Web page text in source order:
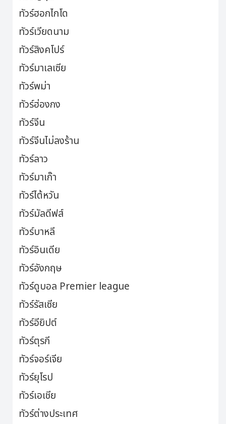
ทัวร์ฮอกไกโด
ทัวร์เวียดนาม
ทัวร์สิงคโปร์
ทัวร์มาเลเซีย
ทัวร์พม่า
ทัวร์ฮ่องกง
ทัวร์จีน
ทัวร์จีนไม่ลงร้าน
ทัวร์ลาว
ทัวร์มาเก๊า
ทัวร์ไต้หวัน
ทัวร์มัลดีฟส์
ทัวร์บาหลี
ทัวร์อินเดีย
ทัวร์อังกฤษ
ทัวร์ดูบอล Premier league
ทัวร์รัสเซีย
ทัวร์อียิปต์
ทัวร์ตุรกี
ทัวร์จอร์เจีย
ทัวร์ยุโรป
ทัวร์เอเชีย
ทัวร์ต่างประเทศ